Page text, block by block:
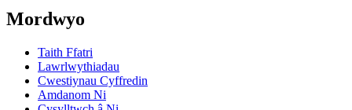
Mordwyo
Taith Ffatri
Lawrlwythiadau
Cwestiynau Cyffredin
Amdanom Ni